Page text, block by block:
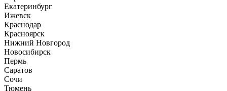
Екатеринбург
Ижевск
Краснодар
Красноярск
Нижний Новгород
Новосибирск
Пермь
Саратов
Сочи
Тюмень